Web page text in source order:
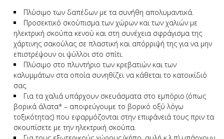
Πλύσιμο των δαπέδων με τα συνήθη απολυμαντικά.
Προσεκτικό σκούπισμα των χώρων και των χαλιών με
ηλεκτρική σκούπα κενού και στη συνέχεια σφράγισμα της
χάρτινης σακούλας σε πλαστική και απόρριψή της για να μην
επιστρέψουν οι ψύλλοι στο σπίτι.
Πλύσιμο στο πλυντήριο των κρεβατιών και των
καλυμμάτων στα οποία συνηθίζει να κάθεται το κατοικίδιό
σας.
Για τα χαλιά υπάρχουν σκευάσματα στο εμπόριο (όπως
βορικά άλατα* – αποφεύγουμε το βορικό οξύ λόγω
τοξικότητας) που εφαρμόζονται στην επιφάνειά τους πριν τα
σκουπίσετε με την ηλεκτρική σκούπα.